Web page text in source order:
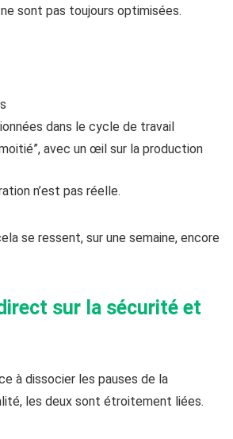
sont pas toujours optimisées.
dans le cycle de travail
avec un œil sur la production
n’est pas réelle.
se ressent, sur une semaine, encore
sur la sécurité et
à dissocier les pauses de la
les deux sont étroitement liées.